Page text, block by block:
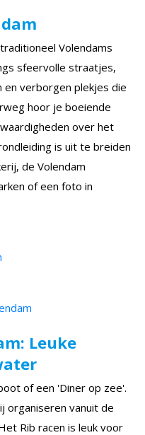
Volendams
sfeervolle straatjes,
en verborgen plekjes die
hoor je boeiende
over het
is uit te breiden
de Volendam
of een foto in
Leuke
of een 'Diner op zee'.
organiseren vanuit de
Rib racen is leuk voor